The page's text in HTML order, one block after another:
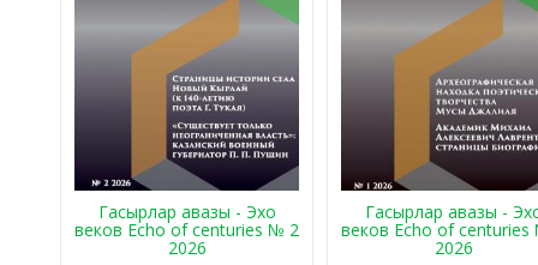
Гасырлар авазы - Эхо
веков Echo of centuries № 2
2026
Гасырлар авазы -
веков Echo of
2026